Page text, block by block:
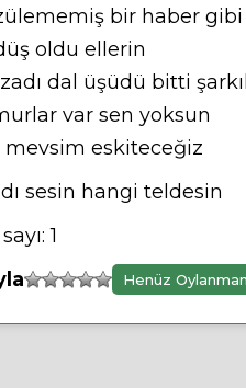
bir haber gibi
oldu ellerin
dal üşüdü bitti
var sen yoksun
mevsim eskiteceğiz
sesin hangi teldesin
1
Henüz